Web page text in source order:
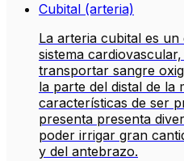
Cubital (arteria)
La arteria cubital es
sistema
transportar sangre
la parte del distal de la
características de ser
presenta presenta
poder irrigar gran
y del antebrazo.